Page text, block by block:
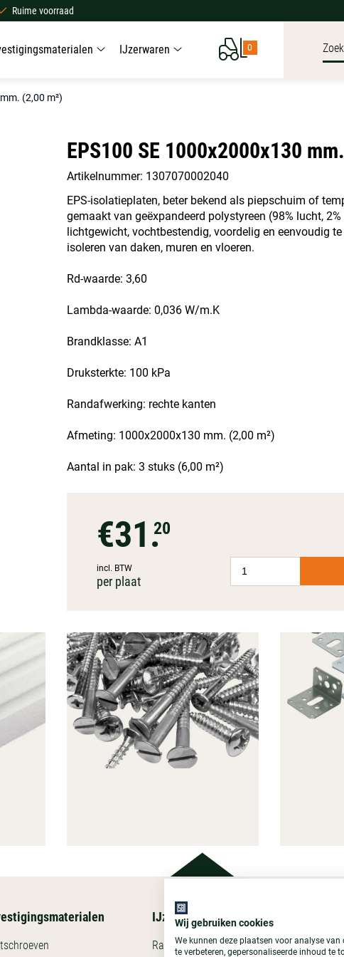
Ruime voorraad
IJzerwaren 0
(2,00 m²)
EPS100 SE 1000x2000x130
Artikelnummer: 1307070002040
EPS-isolatieplaten, beter bekend als piepschuim of
gemaakt van geëxpandeerd polystyreen (98% lucht,
lichtgewicht, vochtbestendig, voordelig en eenvoudig
isoleren van daken, muren en vloeren.
Rd-waarde: 3,60
Lambda-waarde: 0,036 W/m.K
Brandklasse: A1
Druksterkte: 100 kPa
Randafwerking: rechte kanten
Afmeting: 1000x2000x130 mm. (2,00 m²)
Aantal in pak: 3 stuks (6,00 m²)
€31.20
incl. BTW
per plaat
BEVESTIGINGS
MATERIAAL
IJzerwaren
Raveeldragers
Wij gebruiken cookies
We kunnen deze plaatsen voor analyse
te verbeteren, gepersonaliseerde inhoud te